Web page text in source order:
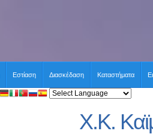
Εστίαση Διασκέδαση Καταστήματα
Χ.Κ.